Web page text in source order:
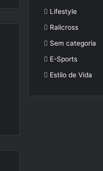
Lifestyle
Ralicross
Sem categoria
E-Sports
Estilo de Vida